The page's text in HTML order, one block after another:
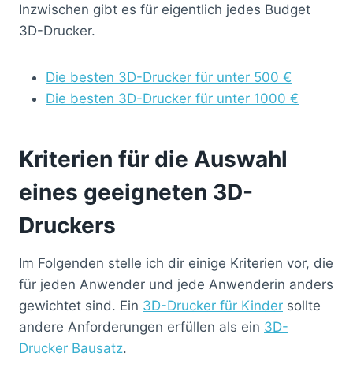
Inzwischen gibt es für eigentlich jedes Budget
3D-Drucker.
Die besten 3D-Drucker für unter 500 €
Die besten 3D-Drucker für unter 1000 €
Kriterien für die Auswahl
eines geeigneten 3D-
Druckers
Im Folgenden stelle ich dir einige Kriterien vor, die
für jeden Anwender und jede Anwenderin anders
gewichtet sind. Ein 3D-Drucker für Kinder sollte
andere Anforderungen erfüllen als ein 3D-
Drucker Bausatz.